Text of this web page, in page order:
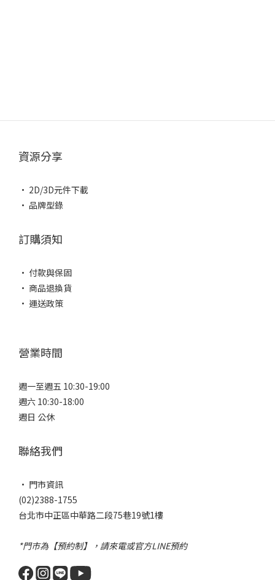
資源分享
• 2D/3D元件下載
• 品牌型錄
訂購須知
• 付款與保固
• 商品退換貨
• 運送政策
營業時間
週一至週五 10:30-19:00
週六 10:30-18:00
週日 公休
聯絡我們
• 門市資訊
(02)2388-1755
台北市中正區中華路二段75巷19號1樓
*門市為【預約制】，請來電或官方LINE預約